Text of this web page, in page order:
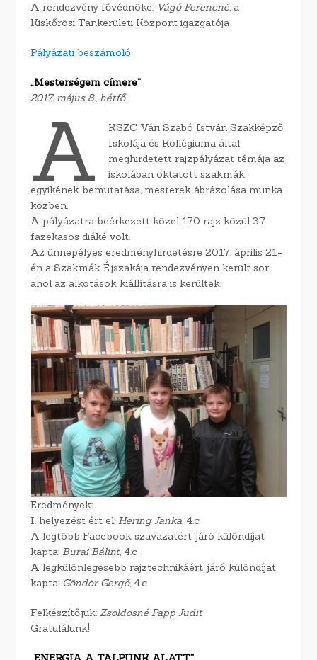
A rendezvény fővédnöke: Vágó Ferencné, a
Kiskőrösi Tankerületi Központ igazgatója
Pályázati beszámoló
„Mesterségem címere”
2017. május 8., hétfő
A
KSZC Vári Szabó István Szakképző
Iskolája és Kollégiuma által
meghirdetett rajzpályázat témája az
iskolában oktatott szakmák
egyikének bemutatása, mesterek ábrázolása munka
közben.
A pályázatra beérkezett közel 170 rajz közül 37
fazekasos diáké volt.
Az ünnepélyes eredményhirdetésre 2017. április 21-
én a Szakmák Éjszakája rendezvényen került sor,
ahol az alkotások kiállításra is kerültek.
Eredmények:
I. helyezést ért el:Hering Janka, 4.c
A legtöbb Facebook szavazatért járó különdíjat
kapta: Burai Bálint, 4.c
A legkülönlegesebb rajztechnikáért járó különdíjat
kapta: Göndör Gergő, 4.c
Felkészítőjük:Zsoldosné Papp Judit
Gratulálunk!